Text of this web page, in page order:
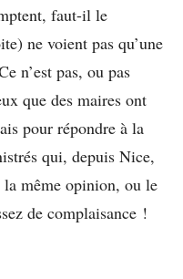
faut-il le
ne voient pas qu’une
n’est pas, ou pas
que des maires ont
pour répondre à la
qui, depuis Nice,
la même opinion, ou le
de complaisance !